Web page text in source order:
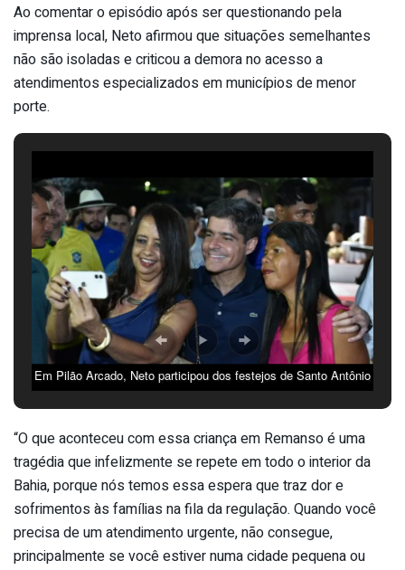
Ao comentar o episódio após ser questionando pela
imprensa local, Neto afirmou que situações semelhantes
não são isoladas e criticou a demora no acesso a
atendimentos especializados em municípios de menor
porte.
Em Pilão Arcado, Neto participou dos festejos de Santo Antônio
“O que aconteceu com essa criança em Remanso é uma
tragédia que infelizmente se repete em todo o interior da
Bahia, porque nós temos essa espera que traz dor e
sofrimentos às famílias na fila da regulação. Quando você
precisa de um atendimento urgente, não consegue,
principalmente se você estiver numa cidade pequena ou